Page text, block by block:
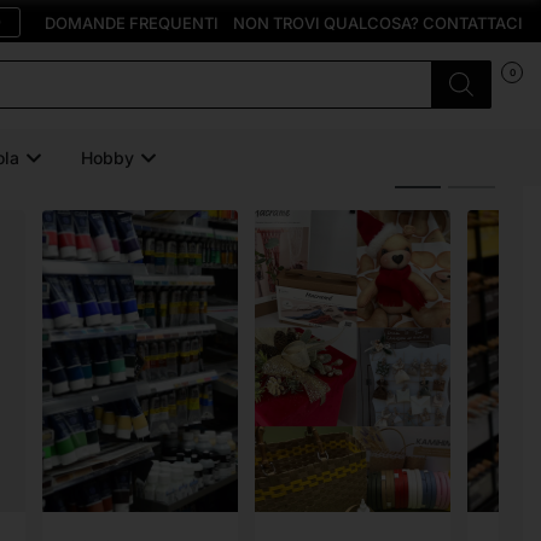
DOMANDE FREQUENTI NON TROVI QUALCOSA? CONTATTACI
0
Hobby